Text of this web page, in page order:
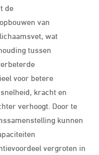
de
van
wat
tussen
voor betere
kracht en
verhoogt. Door te
kunnen
vergroten in